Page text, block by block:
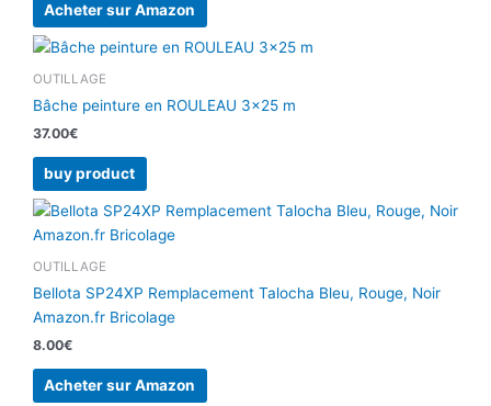
Acheter sur Amazon
OUTILLAGE
Bâche peinture en ROULEAU 3×25 m
37.00€
buy product
OUTILLAGE
Bellota SP24XP Remplacement Talocha Bleu, Rouge, Noir
Amazon.fr Bricolage
8.00€
Acheter sur Amazon